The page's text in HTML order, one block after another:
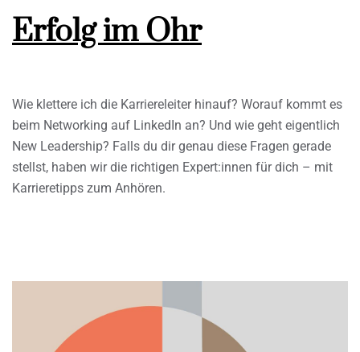
Erfolg im Ohr
Wie klettere ich die Karriereleiter hinauf? Worauf kommt es
beim Networking auf LinkedIn an? Und wie geht eigentlich
New Leadership? Falls du dir genau diese Fragen gerade
stellst, haben wir die richtigen Expert:innen für dich – mit
Karrieretipps zum Anhören.